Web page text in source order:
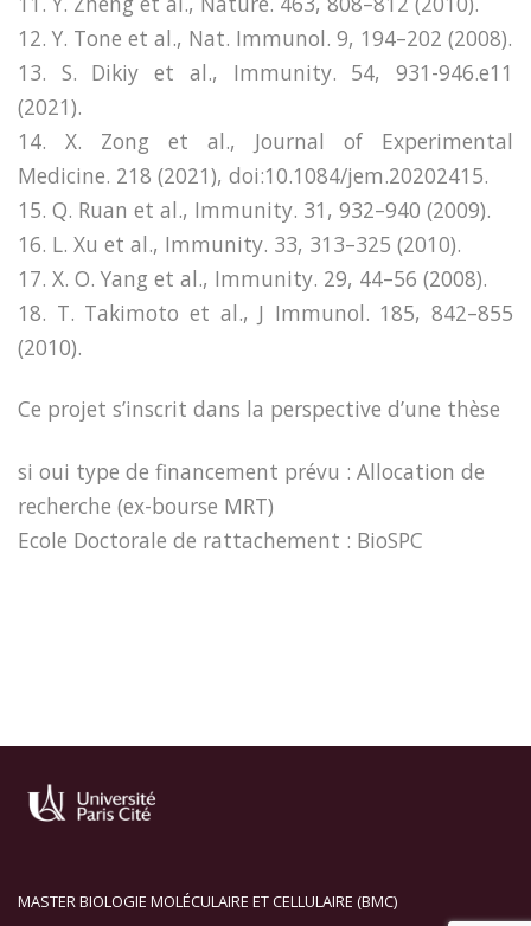
12. Y. Tone et al., Nat. Immunol. 9, 194–202 (2008).
13. S. Dikiy et al., Immunity. 54, 931-946.e11
(2021).
14. X. Zong et al., Journal of Experimental
Medicine. 218 (2021), doi:10.1084/jem.20202415.
15. Q. Ruan et al., Immunity. 31, 932–940 (2009).
16. L. Xu et al., Immunity. 33, 313–325 (2010).
17. X. O. Yang et al., Immunity. 29, 44–56 (2008).
18. T. Takimoto et al., J Immunol. 185, 842–855
(2010).
Ce projet s’inscrit dans la perspective d’une thèse
si oui type de financement prévu : Allocation de
recherche (ex-bourse MRT)
Ecole Doctorale de rattachement : BioSPC
MASTER BIOLOGIE MOLÉCULAIRE ET CELLULAIRE (BMC)